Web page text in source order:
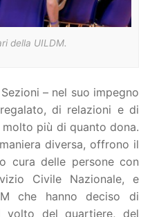
della UILDM.
– nel suo impegno
di relazioni e di
più di quanto dona.
diversa, offrono il
cura delle persone con
Civile Nazionale, e
che hanno deciso di
volto del quartiere, del